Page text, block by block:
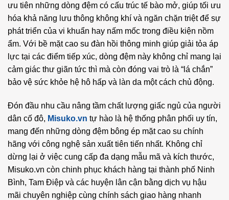
ưu tiên những dòng đệm có cấu trúc tế bào mở, giúp tối ưu
hóa khả năng lưu thông không khí và ngăn chặn triệt để sự
phát triển của vi khuẩn hay nấm mốc trong điều kiện nồm
ẩm. Với bề mặt cao su đàn hồi thông minh giúp giải tỏa áp
lực tại các điểm tiếp xúc, dòng đệm này không chỉ mang lại
cảm giác thư giãn tức thì mà còn đóng vai trò là “lá chắn”
bảo vệ sức khỏe hệ hô hấp và làn da một cách chủ động.
Đón đầu nhu cầu nâng tầm chất lượng giấc ngủ của người
dân cố đô, Misuko.vn tự hào là hệ thống phân phối uy tín,
mang đến những dòng đệm bông ép mặt cao su chính
hãng với công nghệ sản xuất tiên tiến nhất. Không chỉ
dừng lại ở việc cung cấp đa dạng mẫu mã và kích thước,
Misuko.vn còn chinh phục khách hàng tại thành phố Ninh
Bình, Tam Điệp và các huyện lân cận bằng dịch vụ hậu
mãi chuyên nghiệp cùng chính sách giao hàng nhanh